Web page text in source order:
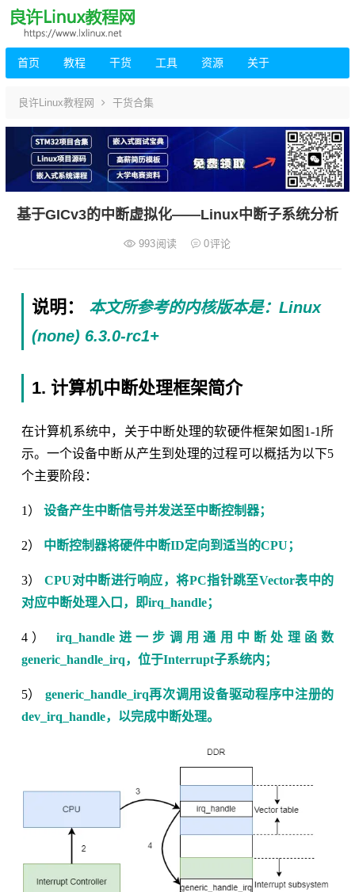
首页 教程 干货 工具 资源 关于
良许Linux教程网 干货合集
基于GICv3的中断虚拟化——Linux中断子系统分析
993阅读 0评论
说明：
本文所参考的内核版本是：Linux
(none) 6.3.0-rc1+
1. 计算机中断处理框架简介
在计算机系统中，关于中断处理的软硬件框架如图1-1所
示。一个设备中断从产生到处理的过程可以概括为以下5
个主要阶段：
1） 设备产生中断信号并发送至中断控制器；
2） 中断控制器将硬件中断ID定向到适当的CPU；
3）CPU对中断进行响应，将PC指针跳至Vector表中的
对应中断处理入口，即irq_handle；
4） irq_handle进一步调用通用中断处理函数
generic_handle_irq，位于Interrupt子系统内；
5） generic_handle_irq再次调用设备驱动程序中注册的
dev_irq_handle，以完成中断处理。